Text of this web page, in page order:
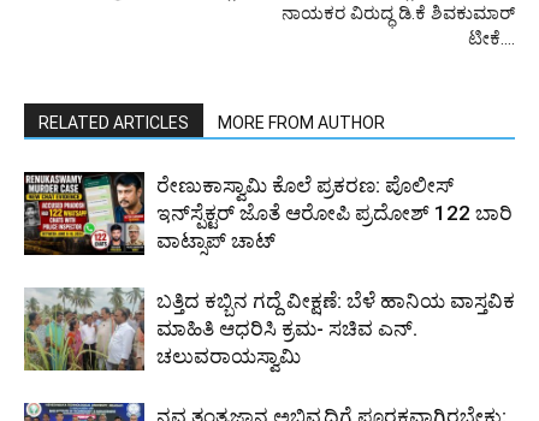
ನಾಯಕರ ವಿರುದ್ಧ ಡಿ.ಕೆ ಶಿವಕುಮಾರ್
ಟೀಕೆ….
RELATED ARTICLES MORE FROM AUTHOR
ರೇಣುಕಾಸ್ವಾಮಿ ಕೊಲೆ ಪ್ರಕರಣ: ಪೊಲೀಸ್
ಇನ್‌ಸ್ಪೆಕ್ಟರ್‌ ಜೊತೆ ಆರೋಪಿ ಪ್ರದೋಶ್‌ 122 ಬಾರಿ
ವಾಟ್ಸಾಪ್ ಚಾಟ್
ಬತ್ತಿದ ಕಬ್ಬಿನ ಗದ್ದೆ ವೀಕ್ಷಣೆ: ಬೆಳೆ ಹಾನಿಯ ವಾಸ್ತವಿಕ
ಮಾಹಿತಿ ಆಧರಿಸಿ ಕ್ರಮ- ಸಚಿವ ಎನ್.
ಚಲುವರಾಯಸ್ವಾಮಿ
ನವ ತಂತ್ರಜ್ಞಾನ ಅಭಿವೃದ್ಧಿಗೆ ಪೂರಕವಾಗಿರಬೇಕು: